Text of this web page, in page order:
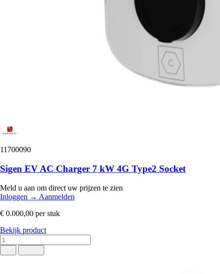
11700090
Sigen EV AC Charger 7 kW 4G Type2 Socket
Meld u aan om direct uw prijzen te zien
Inloggen → Aanmelden
€ 0.000,00 per stuk
Bekijk product